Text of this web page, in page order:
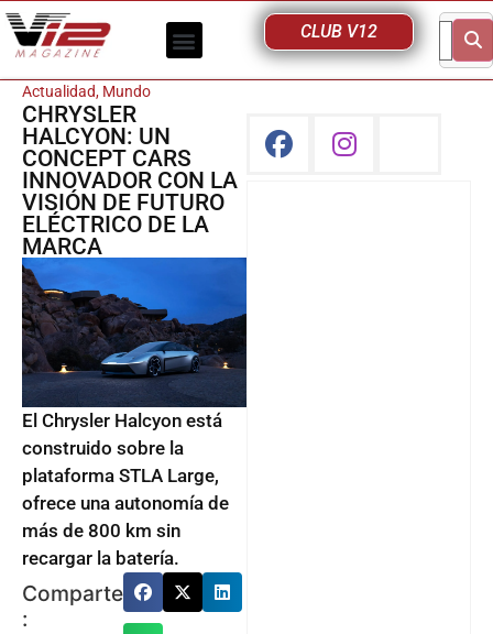
CLUB V12
Actualidad, Mundo
CHRYSLER
HALCYON: UN
CONCEPT CARS
INNOVADOR CON LA
VISIÓN DE FUTURO
ELÉCTRICO DE LA
MARCA
El Chrysler Halcyon está
construido sobre la
plataforma STLA Large,
ofrece una autonomía de
más de 800 km sin
recargar la batería.
Comparte
: